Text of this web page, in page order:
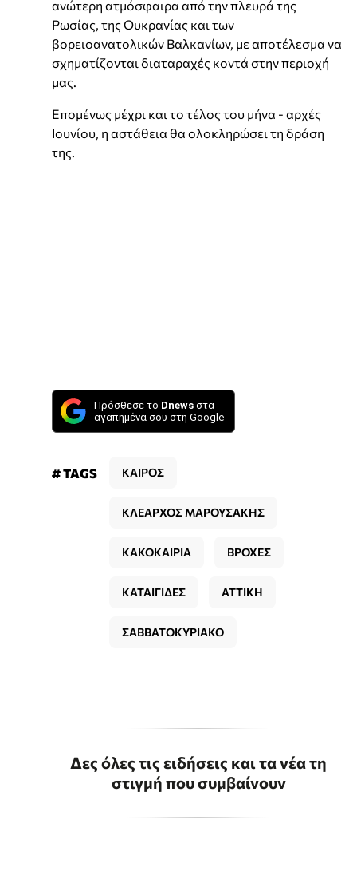
ανώτερη ατμόσφαιρα από την πλευρά της
Ρωσίας, της Ουκρανίας και των
βορειοανατολικών Βαλκανίων, με αποτέλεσμα να
σχηματίζονται διαταραχές κοντά στην περιοχή
μας.
Επομένως μέχρι και το τέλος του μήνα - αρχές
Ιουνίου, η αστάθεια θα ολοκληρώσει τη δράση
της.
Πρόσθεσε το Dnews στα
αγαπημένα σου στη Google
# TAGS ΚΑΙΡΟΣ
ΚΛΕΑΡΧΟΣ ΜΑΡΟΥΣΑΚΗΣ
ΚΑΚΟΚΑΙΡΙΑ ΒΡΟΧΕΣ
ΚΑΤΑΙΓΙΔΕΣ ΑΤΤΙΚΗ
ΣΑΒΒΑΤΟΚΥΡΙΑΚΟ
Δες όλες τις ειδήσεις και τα νέα τη
στιγμή που συμβαίνουν